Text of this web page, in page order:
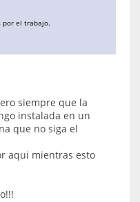
por el trabajo.
siempre que la
instalada en un
que no siga el
aqui mientras esto